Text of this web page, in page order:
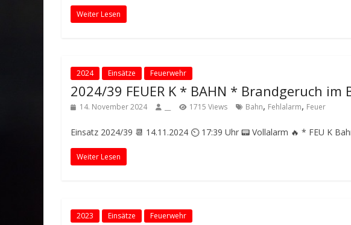
Weiter Lesen
2024 Einsätze Feuerwehr
2024/39 FEUER K * BAHN * Brandgeruch im
14. November 2024 1715 Views Bahn, Fehlalarm, Feuer
Einsatz 2024/39 📆 14.11.2024 ⏲ 17:39 Uhr 📟 Vollalarm 🔥 * FEU K
Weiter Lesen
2023 Einsätze Feuerwehr